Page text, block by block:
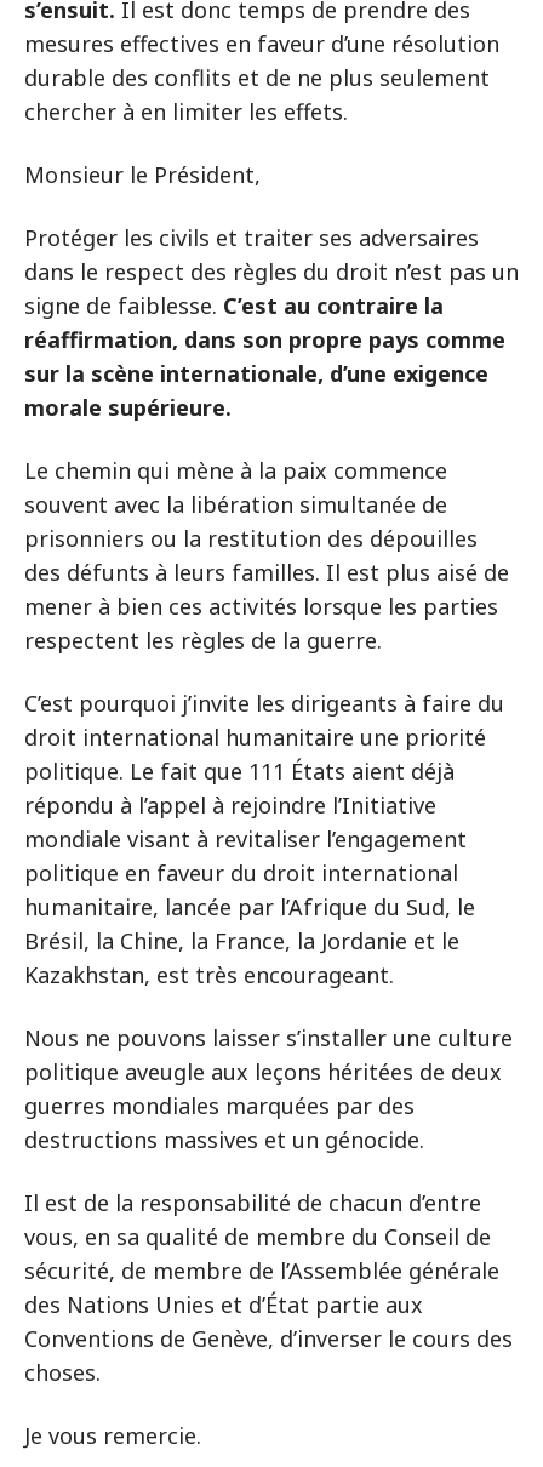
s’ensuit. Il est donc temps de prendre des
mesures effectives en faveur d’une résolution
durable des conflits et de ne plus seulement
chercher à en limiter les effets.
Monsieur le Président,
Protéger les civils et traiter ses adversaires
dans le respect des règles du droit n’est pas un
signe de faiblesse. C’est au contraire la
réaffirmation, dans son propre pays comme
sur la scène internationale, d’une exigence
morale supérieure.
Le chemin qui mène à la paix commence
souvent avec la libération simultanée de
prisonniers ou la restitution des dépouilles
des défunts à leurs familles. Il est plus aisé de
mener à bien ces activités lorsque les parties
respectent les règles de la guerre.
C’est pourquoi j’invite les dirigeants à faire du
droit international humanitaire une priorité
politique. Le fait que 111 États aient déjà
répondu à l’appel à rejoindre l’Initiative
mondiale visant à revitaliser l’engagement
politique en faveur du droit international
humanitaire, lancée par l’Afrique du Sud, le
Brésil, la Chine, la France, la Jordanie et le
Kazakhstan, est très encourageant.
Nous ne pouvons laisser s’installer une culture
politique aveugle aux leçons héritées de deux
guerres mondiales marquées par des
destructions massives et un génocide.
Il est de la responsabilité de chacun d’entre
vous, en sa qualité de membre du Conseil de
sécurité, de membre de l’Assemblée générale
des Nations Unies et d’État partie aux
Conventions de Genève, d’inverser le cours des
choses.
Je vous remercie.